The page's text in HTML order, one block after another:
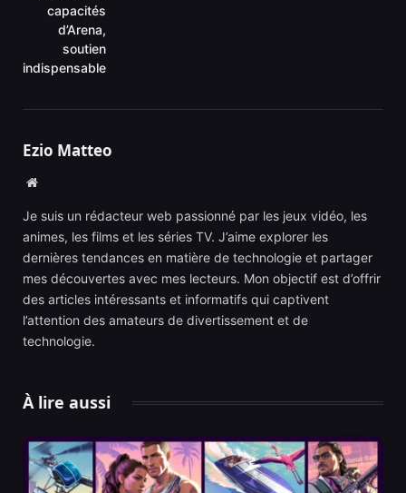
capacités
d’Arena,
soutien
indispensable
Ezio Matteo
Website
Je suis un rédacteur web passionné par les jeux vidéo, les
animes, les films et les séries TV. J’aime explorer les
dernières tendances en matière de technologie et partager
mes découvertes avec mes lecteurs. Mon objectif est d’offrir
des articles intéressants et informatifs qui captivent
l’attention des amateurs de divertissement et de
technologie.
À lire aussi